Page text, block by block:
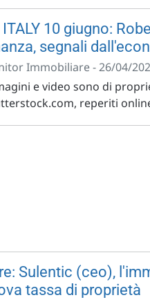
ITALY 10 giugno:
segnali
Immobiliare - 26/04/
e video sono di
reperiti
Sulentic (ceo),
tassa di proprietà